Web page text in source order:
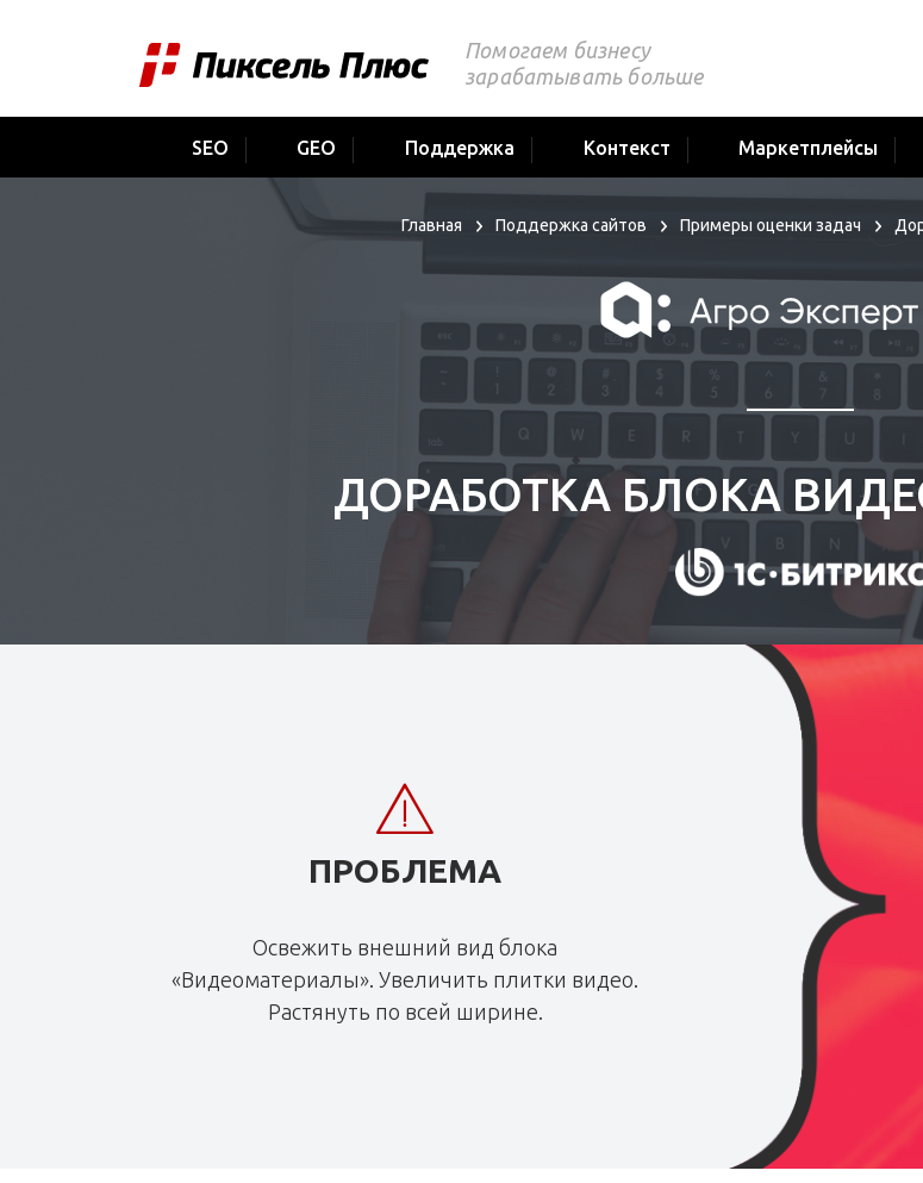
Помогаем бизнесу
зарабатывать больше
SEO GEO Поддержка Контекст Маркетплейсы
Главная Поддержка сайтов Примеры оценки задач
ДОРАБОТКА БЛОКА
ПРОБЛЕМА
Освежить внешний вид блока
«Видеоматериалы». Увеличить плитки видео.
Растянуть по всей ширине.